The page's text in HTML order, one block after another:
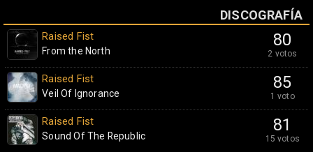
DISCOGRAFÍA
80
2 votos
Raised Fist
From the North
85
1 voto
Raised Fist
Veil Of Ignorance
81
15 votos
Raised Fist
Sound Of The Republic